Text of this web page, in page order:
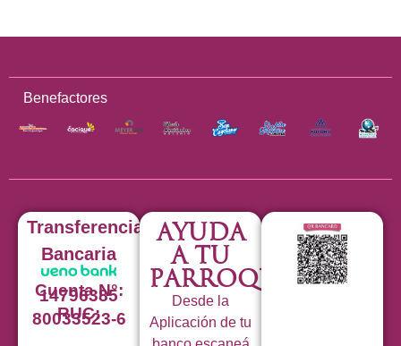
Benefactores
Transferencia
Bancaria
Cuenta N°:
14796385
RUC:
80033523-6
Ayuda
a tu
Parroquia
Desde la
Aplicación de tu